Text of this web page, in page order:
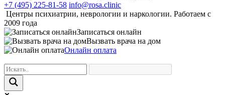
+7 (495) 225-81-58 info@rosa.clinic
Центры психиатрии, неврологии и наркологии. Работаем с
2009 года
Записаться онлайн
Вызвать врача на дом
Онлайн оплата